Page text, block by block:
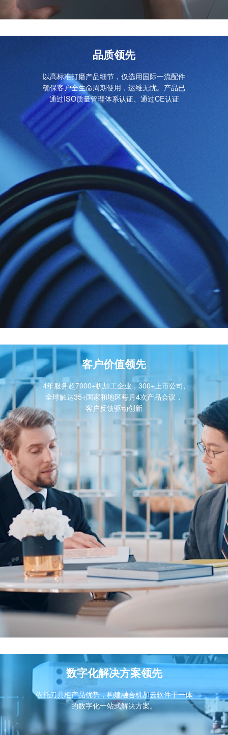
品质领先
以高标准打磨产品细节，仅选用国际一流配件
确保客户全生命周期使用，运维无忧。产品已
通过ISO质量管理体系认证、通过CE认证
客户价值领先
4年服务超7000+机加工企业，300+上市公司,
全球触达35+国家和地区每月4次产品会议，
客户反馈驱动创新
数字化解决方案领先
依托刀具柜产品优势，构建融合机加云软件于一体
的数字化一站式解决方案。